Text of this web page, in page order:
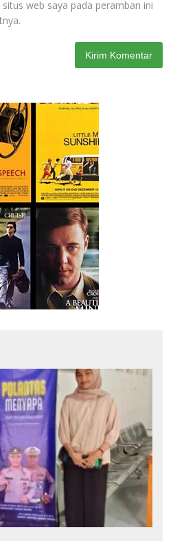
web saya pada peramban ini